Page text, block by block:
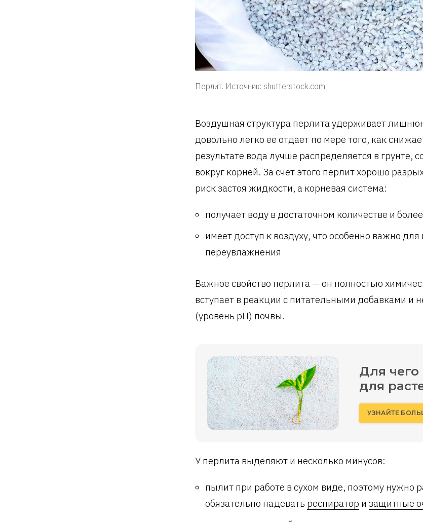
Перлит. Источник: shutterstock.com
Воздушная структура перлита удерживает
довольно легко ее отдает по мере того, как
результате вода лучше распределяется в грунте,
вокруг корней. За счет этого перлит хорошо
риск застоя жидкости, а корневая система:
получает воду в достаточном количестве и
имеет доступ к воздуху, что особенно важно для
переувлажнения
Важное свойство перлита — он полностью
вступает в реакции с питательными добавками и
(уровень pH) почвы.
Для
для
УЗНАЙТЕ
У перлита выделяют и несколько минусов:
пылит при работе в сухом виде, поэтому нужно
обязательно надевать респиратор и защитные